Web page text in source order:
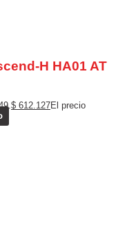
H HA01 AT
$ 612.127El precio